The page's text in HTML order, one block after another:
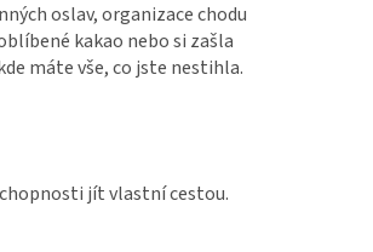
oslav, organizace chodu
kakao nebo si zašla
máte vše, co jste nestihla.
jít vlastní cestou.